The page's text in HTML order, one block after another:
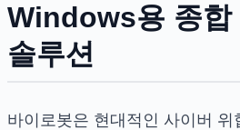
Windows용 종합
솔루션
바이로봇은 현대적인 사이버 위